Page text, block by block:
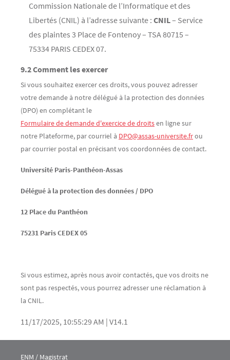
Commission Nationale de l’Informatique et des
Libertés (CNIL) à l’adresse suivante : CNIL– Service
des plaintes 3 Place de Fontenoy – TSA 80715 –
75334 PARIS CEDEX 07.
9.2 Comment les exercer
Si vous souhaitez exercer ces droits, vous pouvez adresser
votre demande à notre délégué à la protection des données
(DPO) en complétant le
Formulaire de demande d'exercice de droitsen ligne sur
notre Plateforme, par courriel à DPO@assas-universite.frou
par courrier postal en précisant vos coordonnées de contact.
Université Paris-Panthéon-Assas
Délégué à la protection des données / DPO
12 Place du Panthéon
75231 Paris CEDEX 05
Si vous estimez, après nous avoir contactés, que vos droits ne
sont pas respectés, vous pourrez adresser une réclamation à
la CNIL.
11/17/2025, 10:55:29 AM | V14.1
Menu footer IEJ 1
ENM / Magistrat